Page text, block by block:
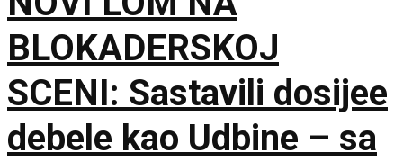
BLOKADERSKOJ
SCENI: Sastavili dosijee
debele kao Udbine – sa